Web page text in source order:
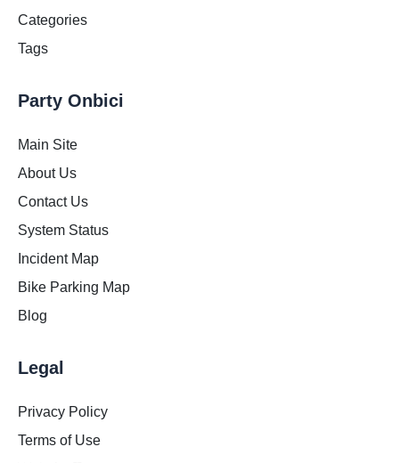
Categories
Tags
Party Onbici
Main Site
About Us
Contact Us
System Status
Incident Map
Bike Parking Map
Blog
Legal
Privacy Policy
Terms of Use